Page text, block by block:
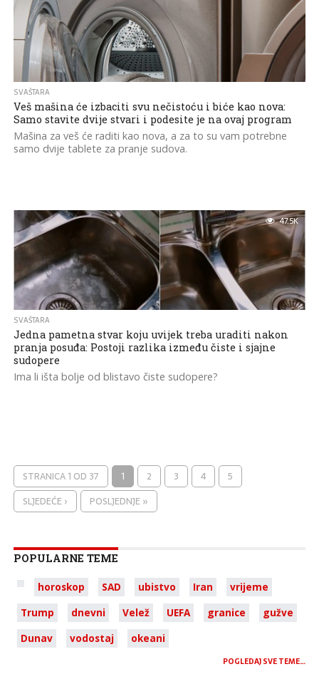
SVAŠTARA
Veš mašina će izbaciti svu nečistoću i biće kao nova:
Samo stavite dvije stvari i podesite je na ovaj program
Mašina za veš će raditi kao nova, a za to su vam potrebne
samo dvije tablete za pranje sudova.
47.5K
SVAŠTARA
Jedna pametna stvar koju uvijek treba uraditi nakon
pranja posuđa: Postoji razlika između čiste i sjajne
sudopere
Ima li išta bolje od blistavo čiste sudopere?
STRANICA 1 OD 37 1 2 3 4
5
SLJEDEĆE ›
POSLJEDNJE »
POPULARNE TEME
horoskop SAD ubistvo Iran
vrijeme
Trump
dnevni Velež UEFA granice
gužve
Dunav
vodostaj okeani
POGLEDAJ SVE TEME…